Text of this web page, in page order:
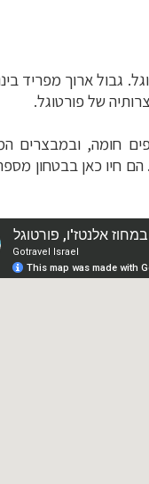
גבול ארוך מפריד
של פורטוגל.
חומה, ובמבצרים
. הם חיו כאן בבטחון